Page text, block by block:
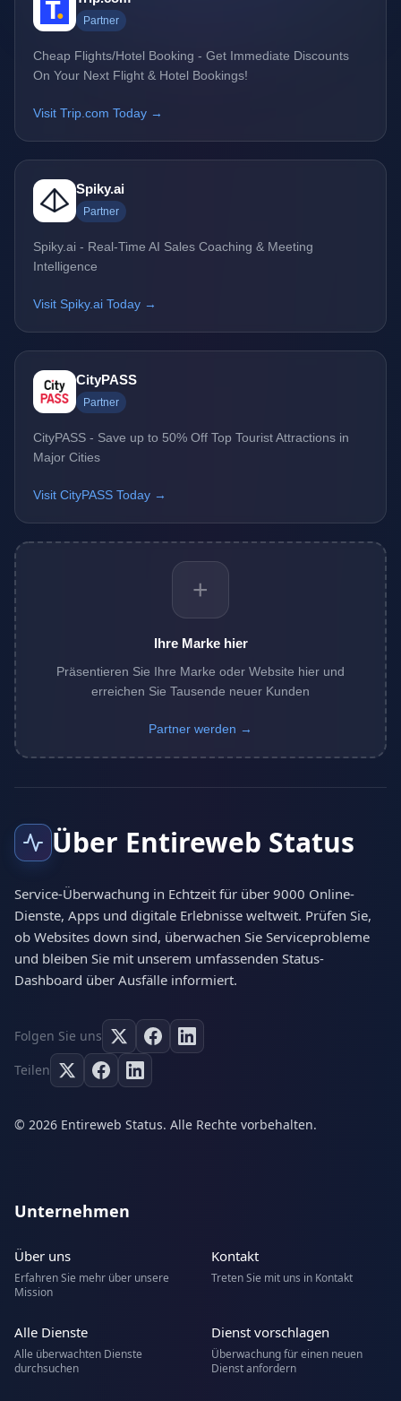
Partner
Cheap Flights/Hotel Booking - Get Immediate Discounts
On Your Next Flight & Hotel Bookings!
Visit Trip.com Today →
Spiky.ai
Partner
Spiky.ai - Real-Time AI Sales Coaching & Meeting
Intelligence
Visit Spiky.ai Today →
CityPASS
Partner
CityPASS - Save up to 50% Off Top Tourist Attractions in
Major Cities
Visit CityPASS Today →
+
Ihre Marke hier
Präsentieren Sie Ihre Marke oder Website hier und
erreichen Sie Tausende neuer Kunden
Partner werden →
Über Entireweb Status
Service-Überwachung in Echtzeit für über 9000 Online-
Dienste, Apps und digitale Erlebnisse weltweit. Prüfen Sie,
ob Websites down sind, überwachen Sie Serviceprobleme
und bleiben Sie mit unserem umfassenden Status-
Dashboard über Ausfälle informiert.
Folgen Sie uns
Teilen
© 2026 Entireweb Status. Alle Rechte vorbehalten.
Unternehmen
Über uns
Erfahren Sie mehr über unsere
Mission
Kontakt
Treten Sie mit uns in Kontakt
Alle Dienste
Alle überwachten Dienste
durchsuchen
Dienst vorschlagen
Überwachung für einen neuen
Dienst anfordern